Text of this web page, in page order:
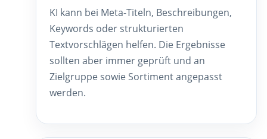
KI kann bei Meta-Titeln, Beschreibungen,
Keywords oder strukturierten
Textvorschlägen helfen. Die Ergebnisse
sollten aber immer geprüft und an
Zielgruppe sowie Sortiment angepasst
werden.